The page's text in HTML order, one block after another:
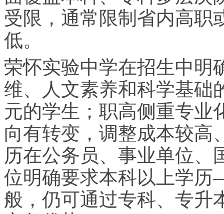
受限，通常限制省内高职
低。
荣怀实验中学在招生中明
维、人文素养和科学基础
元的学生；职高侧重专业
向有转变，调整成本较高
历在公务员、事业单位、
位明确要求本科以上学
般，仍可通过专科、专升